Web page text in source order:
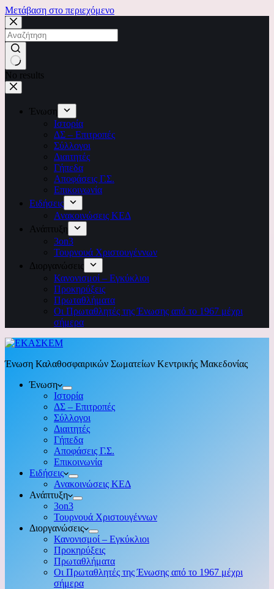
Μετάβαση στο περιεχόμενο
No results
Ένωση
Ιστορία
ΔΣ – Επιτροπές
Σύλλογοι
Διαιτητές
Γήπεδα
Αποφάσεις Γ.Σ.
Επικοινωνία
Ειδήσεις
Ανακοινώσεις ΚΕΔ
Ανάπτυξη
3on3
Τουρνουά Χριστουγέννων
Διοργανώσεις
Κανονισμοί – Εγκύκλιοι
Προκηρύξεις
Πρωταθλήματα
Οι Πρωταθλητές της Ένωσης από το 1967 μέχρι
σήμερα
Ένωση Καλαθοσφαιρικών Σωματείων Κεντρικής Μακεδονίας
Ένωση
Ιστορία
ΔΣ – Επιτροπές
Σύλλογοι
Διαιτητές
Γήπεδα
Αποφάσεις Γ.Σ.
Επικοινωνία
Ειδήσεις
Ανακοινώσεις ΚΕΔ
Ανάπτυξη
3on3
Τουρνουά Χριστουγέννων
Διοργανώσεις
Κανονισμοί – Εγκύκλιοι
Προκηρύξεις
Πρωταθλήματα
Οι Πρωταθλητές της Ένωσης από το 1967 μέχρι
σήμερα